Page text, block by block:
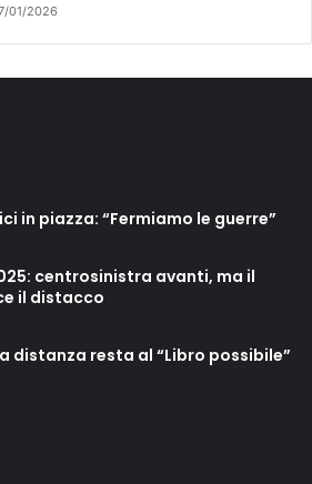
01/2026
in piazza: “Fermiamo le guerre”
centrosinistra avanti, ma il
il distacco
distanza resta al “Libro possibile”